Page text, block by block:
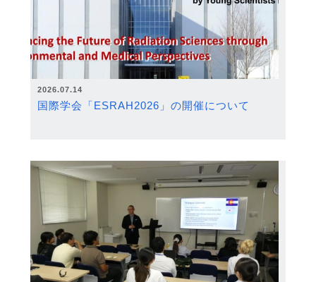
2026.07.14
国際学会「ESRAH2026」の開催について